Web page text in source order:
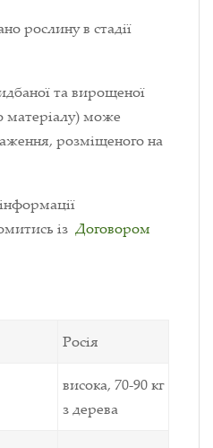
рослину в стадії
та вирощеної
матеріалу) може
розміщеного на
із Договором
Росія
висока, 70-90 кг
з дерева